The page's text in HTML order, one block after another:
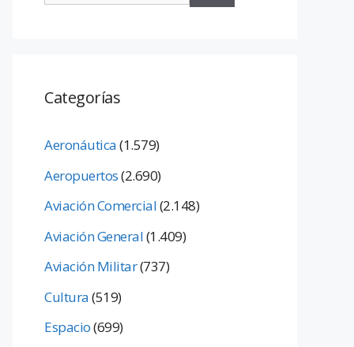
Categorías
Aeronáutica(1.579)
Aeropuertos(2.690)
Aviación Comercial(2.148)
Aviación General(1.409)
Aviación Militar(737)
Cultura(519)
Espacio(699)